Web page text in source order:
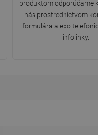
produktom odporúčame
nás prostredníctvom
formulára alebo
infolinky.